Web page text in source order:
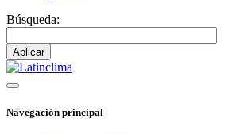
Búsqueda:
Navegación principal